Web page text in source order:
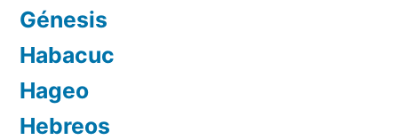
Génesis
Habacuc
Hageo
Hebreos